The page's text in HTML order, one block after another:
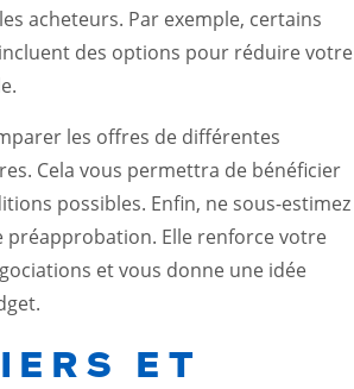
acheteurs. Par exemple, certains
des options pour réduire votre
les offres de différentes
Cela vous permettra de bénéficier
possibles. Enfin, ne sous-estimez
préapprobation. Elle renforce votre
et vous donne une idée
ET